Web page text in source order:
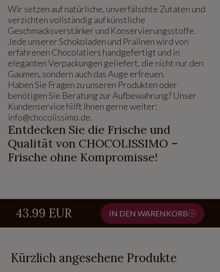
Wir setzen auf natürliche, unverfälschte Zutaten und
verzichten vollständig auf künstliche
Geschmacksverstärker und Konservierungsstoffe.
Jede unserer Schokoladen und Pralinen wird von
erfahrenen Chocolatiers handgefertigt und in
eleganten Verpackungen geliefert, die nicht nur den
Gaumen, sondern auch das Auge erfreuen.
Haben Sie Fragen zu unseren Produkten oder
benötigen Sie Beratung zur Aufbewahrung? Unser
Kundenservice hilft Ihnen gerne weiter:
info@chocolissimo.de.
Entdecken Sie die Frische und
Qualität von CHOCOLISSIMO –
Frische ohne Kompromisse!
43.99 EUR IN DEN WARENKORB
Kürzlich angesehene Produkte